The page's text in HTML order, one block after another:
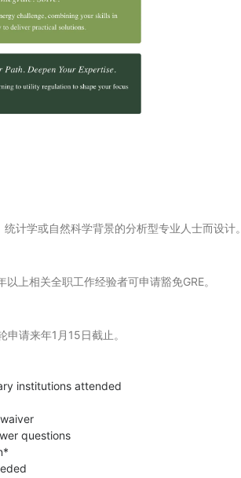
计学或自然科学背景的分析型专业人士而设计。
上相关全职工作经验者可申请豁免GRE。
请来年1月15日截止。
institutions attended
questions